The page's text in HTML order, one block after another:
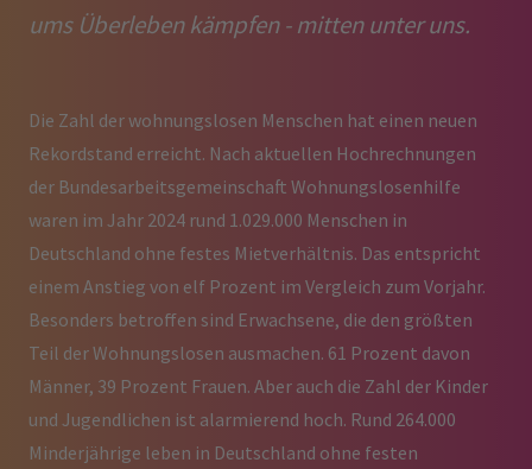
ums Überleben kämpfen - mitten unter uns.
Die Zahl der wohnungslosen Menschen hat einen neuen
Rekordstand erreicht. Nach aktuellen Hochrechnungen
der Bundesarbeitsgemeinschaft Wohnungslosenhilfe
waren im Jahr 2024 rund 1.029.000 Menschen in
Deutschland ohne festes Mietverhältnis. Das entspricht
einem Anstieg von elf Prozent im Vergleich zum Vorjahr.
Besonders betroffen sind Erwachsene, die den größten
Teil der Wohnungslosen ausmachen. 61 Prozent davon
Männer, 39 Prozent Frauen. Aber auch die Zahl der Kinder
und Jugendlichen ist alarmierend hoch. Rund 264.000
Minderjährige leben in Deutschland ohne festen